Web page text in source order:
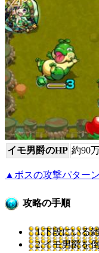
イモ男爵のHP 約90
▲ボスの攻撃パター
攻略の手順
1.下段にいる
2.イモ男爵を